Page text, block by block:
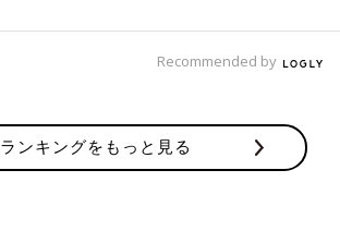
Recommended by
ランキングをもっと見る